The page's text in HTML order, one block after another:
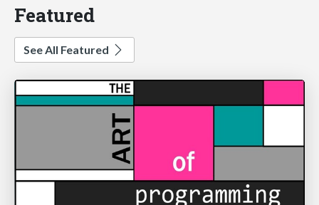
Featured
See All Featured